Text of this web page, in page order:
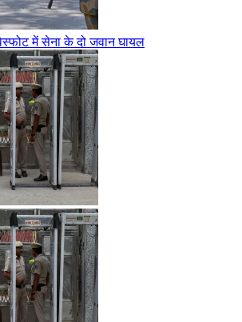
में सेना के दो जवान घायल